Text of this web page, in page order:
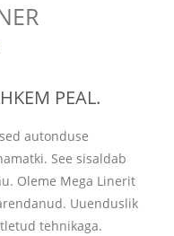
PEAL.
autonduse
See sisaldab
Oleme Mega Linerit
Uuenduslik
tehnikaga.